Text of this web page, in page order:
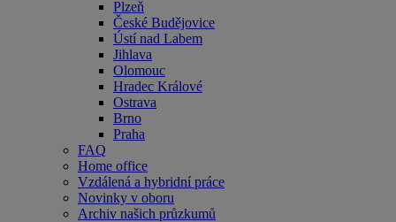
Plzeň
České Budějovice
Ústí nad Labem
Jihlava
Olomouc
Hradec Králové
Ostrava
Brno
Praha
FAQ
Home office
Vzdálená a hybridní práce
Novinky v oboru
Archiv našich průzkumů